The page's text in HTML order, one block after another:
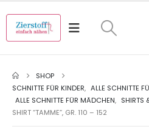
SHOP
SCHNITTE FÜR KINDER, ALLE SCHNITTE
ALLE SCHNITTE FÜR MÄDCHEN, SHIRTS
SHIRT “TAMME”, GR. 110 – 152